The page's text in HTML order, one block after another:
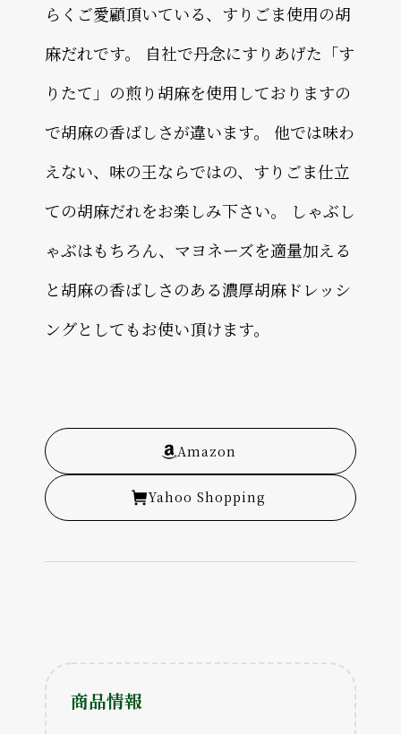
らくご愛顧頂いている、すりごま使用の胡
麻だれです。 自社で丹念にすりあげた「す
りたて」の煎り胡麻を使用しておりますの
で胡麻の香ばしさが違います。 他では味わ
えない、味の王ならではの、すりごま仕立
ての胡麻だれをお楽しみ下さい。 しゃぶし
ゃぶはもちろん、マヨネーズを適量加える
と胡麻の香ばしさのある濃厚胡麻ドレッシ
ングとしてもお使い頂けます。
Amazon
Yahoo Shopping
商品情報